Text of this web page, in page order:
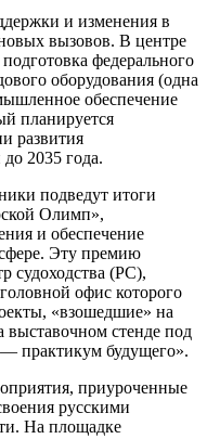
и изменения в
вызовов. В центре
федерального
оборудования (одна
обеспечение
планируется
развития
2035 года.
подведут итоги
Олимп»,
и обеспечение
сфере. Эту премию
судоходства (РС),
офис которого
«взошедшие» на
стенде под
практикум будущего».
приуроченные
русскими
На площадке